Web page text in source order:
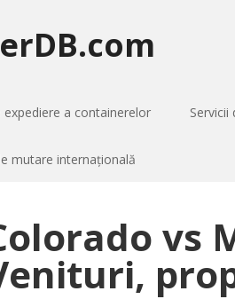
expediere a containerelor Servicii
mutare internațională
vs